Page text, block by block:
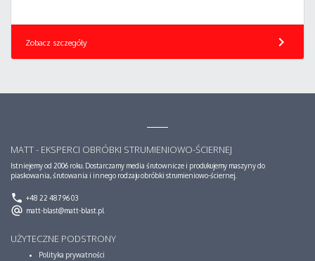
Zobacz szczegóły chevron_right
MATT - EKSPERCI OBRÓBKI STRUMIENIOWO-ŚCIERNEJ
Istniejemy od 2006 roku. Dostarczamy media śrutownicze i produkujemy maszyny do
piaskowania, śrutowania i innego rodzaju obróbki strumieniowo-ściernej.
phone +48 22 487 96 03
alternate_email matt-blast@matt-blast.pl
UŻYTECZNE PODSTRONY
Polityka prywatności